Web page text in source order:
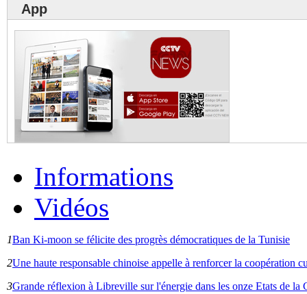
App
Informations
Vidéos
1Ban Ki-moon se félicite des progrès démocratiques de la Tunisie
2Une haute responsable chinoise appelle à renforcer la coopération
3Grande réflexion à Libreville sur l'énergie dans les onze Etats de la